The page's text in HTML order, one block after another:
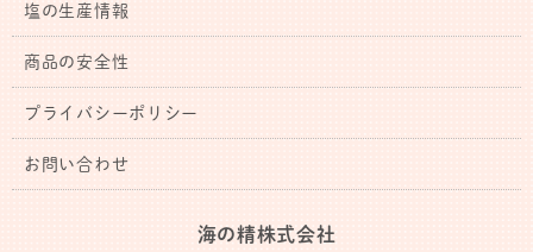
塩の生産情報
商品の安全性
プライバシーポリシー
お問い合わせ
海の精株式会社